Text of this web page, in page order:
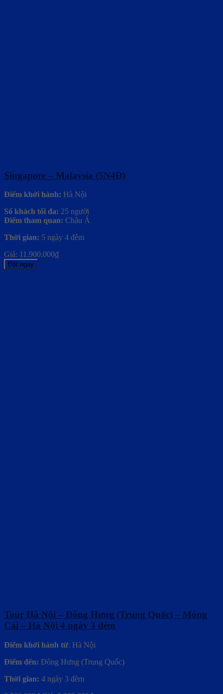
Singapore – Malaysia (5N4Đ)
Điểm khởi hành: Hà Nội
Số khách tối đa: 25 người
Điểm tham quan: Châu Á
Thời gian: 5 ngày 4 đêm
Giá: 11.900.000₫
Đặt ngay
Tour Hà Nội – Đông Hưng (Trung Quốc) – Móng
Cái – Hà Nội 4 ngày 3 đêm
Điểm khởi hành từ: Hà Nội
Điểm đến: Đông Hưng (Trung Quốc)
Thời gian: 4 ngày 3 đêm